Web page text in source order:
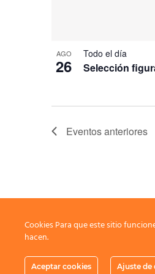
AGO
26
Todo el día
Selección
Eventosanteriores
Cookies Para que este sitio
hacen.
Aceptar cookies Ajuste de